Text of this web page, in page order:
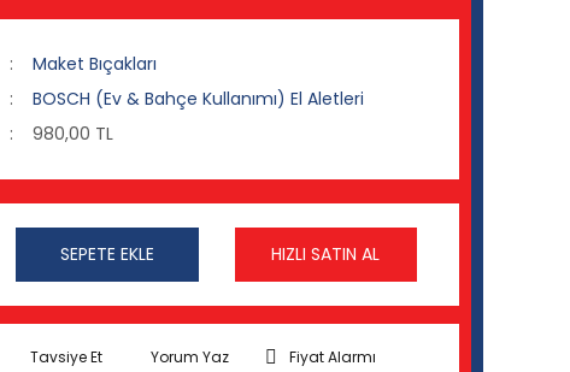
Maket Bıçakları
BOSCH (Ev & Bahçe Kullanımı) El Aletleri
980,00 TL
SEPETE EKLE HIZLI SATIN AL
Tavsiye Et Yorum Yaz Fiyat Alarmı